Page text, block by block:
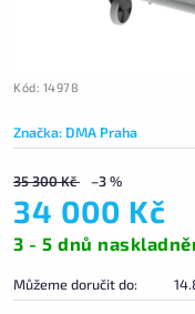
Kód: 14978
Značka: DMA Praha
35 300 Kč –3 %
34 000 Kč
3 - 5 dnů
Můžeme doručit do: